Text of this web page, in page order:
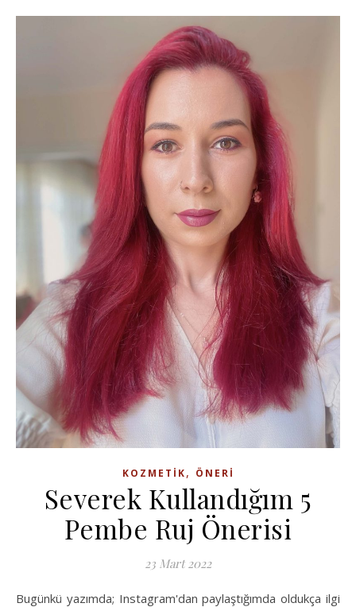
KOZMETIK, ÖNERI
Severek Kullandığım 5
Pembe Ruj Önerisi
23 Mart 2022
Bugünkü yazımda; Instagram'dan paylaştığımda oldukça ilgi